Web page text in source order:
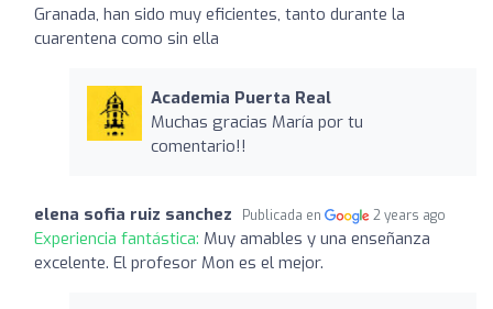
Granada, han sido muy eficientes, tanto durante la
cuarentena como sin ella
Academia Puerta Real
Muchas gracias María por tu
comentario!!
elena sofia ruiz sanchez Publicada en 2 years ago
Experiencia fantástica: Muy amables y una enseñanza
excelente. El profesor Mon es el mejor.